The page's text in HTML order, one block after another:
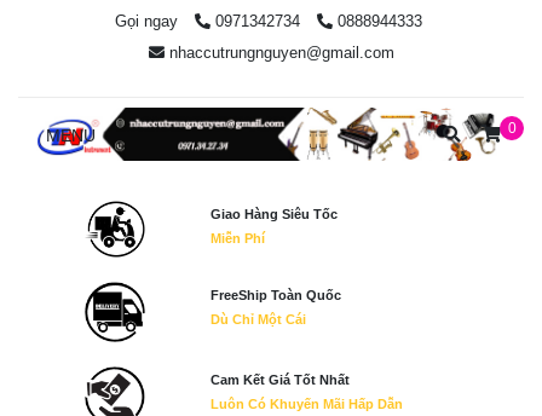
Gọi ngay 0971342734
0888944333
nhaccutrungnguyen@gmail.com
MENU 0
Giao Hàng Siêu Tốc
Miễn Phí
FreeShip Toàn Quốc
Dù Chỉ Một Cái
Cam Kết Giá Tốt Nhất
Luôn Có Khuyến Mãi Hấp Dẫn